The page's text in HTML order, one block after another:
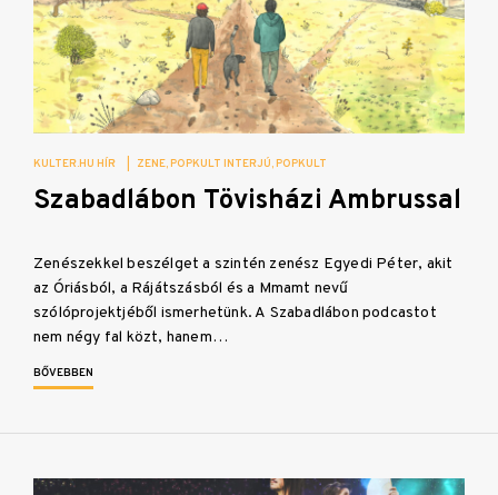
KULTER.HU HÍR ZENE POPKULT INTERJÚ POPKULT
Szabadlábon Tövisházi Ambrussal
Zenészekkel beszélget a szintén zenész Egyedi Péter, akit
az Óriásból, a Rájátszásból és a Mmamt nevű
szólóprojektjéből ismerhetünk. A Szabadlábon podcastot
nem négy fal közt, hanem…
BŐVEBBEN